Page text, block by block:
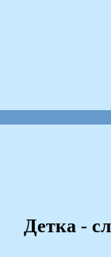
Детка -